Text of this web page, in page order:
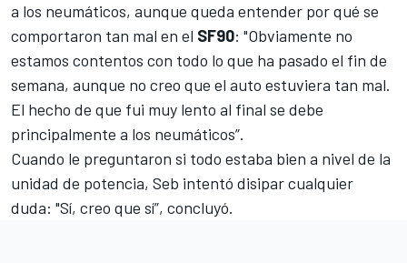
a los neumáticos, aunque queda entender por qué se
comportaron tan mal en el SF90: "Obviamente no
estamos contentos con todo lo que ha pasado el fin de
semana, aunque no creo que el auto estuviera tan mal.
El hecho de que fui muy lento al final se debe
principalmente a los neumáticos”.
Cuando le preguntaron si todo estaba bien a nivel de la
unidad de potencia, Seb intentó disipar cualquier
duda: "Sí, creo que sí”, concluyó.